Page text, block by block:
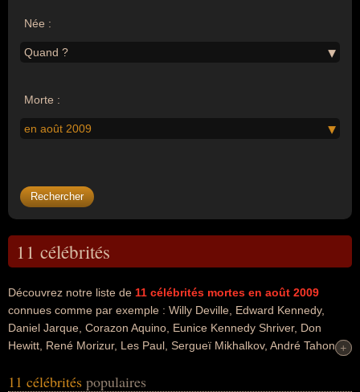
Née :
Quand ?
Morte :
en août 2009
11 célébrités
Découvrez notre liste de 11 célébrités mortes en août 2009
connues comme par exemple : Willy Deville, Edward Kennedy,
Daniel Jarque, Corazon Aquino, Eunice Kennedy Shriver, Don
Hewitt, René Morizur, Les Paul, Sergueï Mikhalkov, André Tahon...
domaines de l'art, du cinéma, de la musique, de l'histoire, de la
+
+
11 célébrités populaires